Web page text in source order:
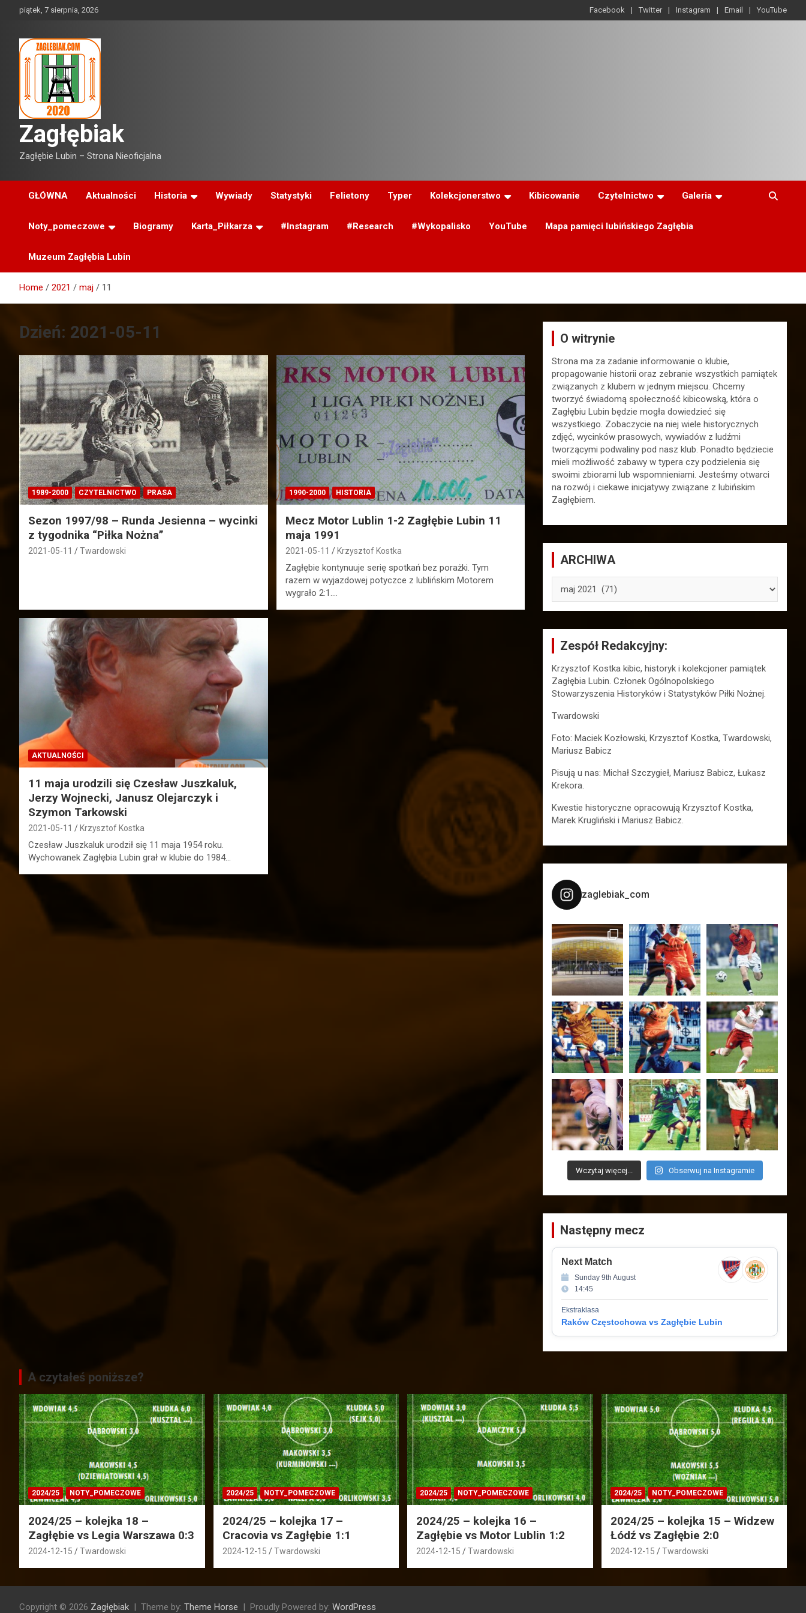
piątek, 7 sierpnia, 2026 Facebook Twitter Instagram Email YouTube
Zagłębiak
Zagłębie Lubin – Strona Nieoficjalna
GŁÓWNA Aktualności Historia Wywiady Statystyki Felietony Typer Kolekcjonerstwo Kibicowanie Czytelnictwo Galeria
Noty_pomeczowe Biogramy Karta_Piłkarza #Instagram #Research #Wykopalisko YouTube Mapa pamięci lubińskiego Zagłębia
Muzeum Zagłębia Lubin
Home 2021 maj 11
Dzień: 2021-05-11
1989-2000 CZYTELNICTWO PRASA
Sezon 1997/98 – Runda Jesienna – wycinki
z tygodnika “Piłka Nożna”
2021-05-11 Twardowski
1990-2000 HISTORIA
Mecz Motor Lublin 1-2 Zagłębie Lubin 11
maja 1991
2021-05-11 Krzysztof Kostka
Zagłębie kontynuuje serię spotkań bez porażki. Tym
razem w wyjazdowej potyczce z lublińskim Motorem
wygrało 2:1.…
AKTUALNOŚCI
11 maja urodzili się Czesław Juszkaluk,
Jerzy Wojnecki, Janusz Olejarczyk i
Szymon Tarkowski
2021-05-11 Krzysztof Kostka
Czesław Juszkaluk urodził się 11 maja 1954 roku.
Wychowanek Zagłębia Lubin grał w klubie do 1984…
O witrynie
Strona ma za zadanie informowanie o klubie,
propagowanie historii oraz zebranie wszystkich pamiątek
związanych z klubem w jednym miejscu. Chcemy
tworzyć świadomą społeczność kibicowską, która o
Zagłębiu Lubin będzie mogła dowiedzieć się
wszystkiego. Zobaczycie na niej wiele historycznych
zdjęć, wycinków prasowych, wywiadów z ludźmi
tworzącymi podwaliny pod nasz klub. Ponadto będziecie
mieli możliwość zabawy w typera czy podzielenia się
swoimi zbiorami lub wspomnieniami. Jesteśmy otwarci
na rozwój i ciekawe inicjatywy związane z lubińskim
Zagłębiem.
ARCHIWA
Zespół Redakcyjny:
Krzysztof Kostka kibic, historyk i kolekcjoner pamiątek
Zagłębia Lubin. Członek Ogólnopolskiego
Stowarzyszenia Historyków i Statystyków Piłki Nożnej.
Twardowski
Foto: Maciek Kozłowski, Krzysztof Kostka, Twardowski,
Mariusz Babicz
Pisują u nas: Michał Szczygieł, Mariusz Babicz, Łukasz
Krekora.
Kwestie historyczne opracowują Krzysztof Kostka,
Marek Krugliński i Mariusz Babicz.
zaglebiak_com
Wczytaj więcej... Obserwuj na Instagramie
Następny mecz
Next Match
Sunday 9th August
14:45
Ekstraklasa
Raków Częstochowa vs Zagłębie Lubin
A czytałeś poniższe?
2024/25 NOTY_POMECZOWE
2024/25 – kolejka 18 –
Zagłębie vs Legia Warszawa 0:3
2024-12-15 Twardowski
2024/25 NOTY_POMECZOWE
2024/25 – kolejka 17 –
Cracovia vs Zagłębie 1:1
2024-12-15 Twardowski
2024/25 NOTY_POMECZOWE
2024/25 – kolejka 16 –
Zagłębie vs Motor Lublin 1:2
2024-12-15 Twardowski
2024/25 NOTY_POMECZOWE
2024/25 – kolejka 15 – Widzew
Łódź vs Zagłębie 2:0
2024-12-15 Twardowski
Copyright © 2026 Zagłębiak Theme by: Theme Horse Proudly Powered by: WordPress